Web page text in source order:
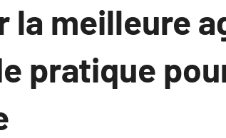
la meilleure
pratique